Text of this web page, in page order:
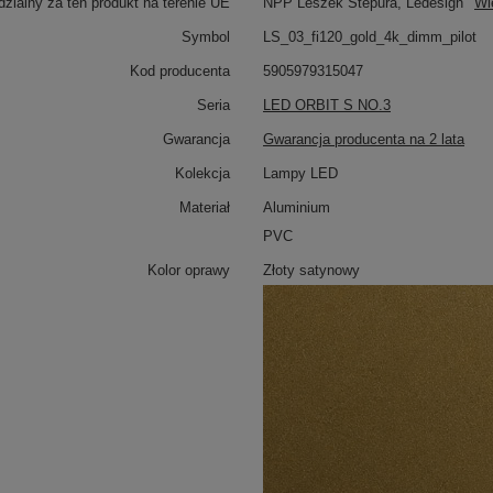
Symbol LS_03_fi120_gold_4k_dimm_pilot
Kod producenta 5905979315047
Seria LED ORBIT S NO.3
Gwarancja Gwarancja producenta na 2 lata
Kolekcja Lampy LED
Materiał
Aluminium
PVC
Kolor oprawy Złoty satynowy